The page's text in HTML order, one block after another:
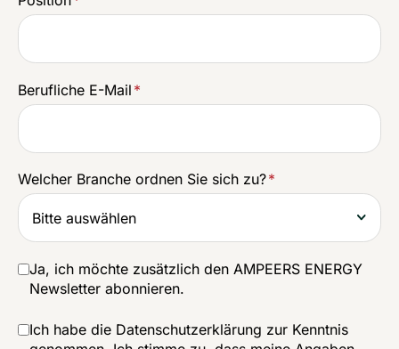
Berufliche E-Mail *
Welcher Branche ordnen Sie sich zu?*
Ja, ich möchte zusätzlich den AMPEERS ENERGY
Newsletter abonnieren.
Ich habe die Datenschutzerklärung zur Kenntnis